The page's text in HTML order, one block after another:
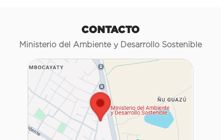
CONTACTO
Ministerio del Ambiente y Desarrollo Sostenible